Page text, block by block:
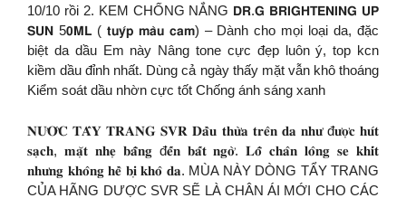
10/10 rồi 2. KEM CHỐNG NẮNG 𝗗𝗥.𝗚 𝗕𝗥𝗜𝗚𝗛𝗧𝗘𝗡𝗜𝗡𝗚 𝗨𝗣
𝗦𝗨𝗡 5𝟬𝗠𝗟 ( 𝘁𝘂𝘆́𝗽 𝗺𝗮̀𝘂 𝗰𝗮𝗺) – Dành cho mọi loại da, đặc
biệt da dầu Em này Nâng tone cực đẹp luôn ý, top kcn
kiềm dầu đỉnh nhất. Dùng cả ngày thấy mặt vẫn khô thoáng
Kiểm soát dầu nhờn cực tốt Chống ánh sáng xanh
𝐍𝐔̛𝐎̛́𝐂 𝐓𝐀̂̉𝐘 𝐓𝐑𝐀𝐍𝐆 𝐒𝐕𝐑 𝐃𝐚̂̀𝐮 𝐭𝐡𝐮̛̀𝐚 𝐭𝐫𝐞̂𝐧 𝐝𝐚 𝐧𝐡𝐮̛ đ𝐮̛𝐨̛̣𝐜 𝐡𝐮́𝐭
𝐬𝐚̣𝐜𝐡, 𝐦𝐚̣̆𝐭 𝐧𝐡𝐞̣ 𝐛𝐚̂̃𝐧𝐠 đ𝐞̂́𝐧 𝐛𝐚̂́𝐭 𝐧𝐠𝐨̛̀. 𝐋𝐨̂̃ 𝐜𝐡𝐚̂𝐧 𝐥𝐨̂𝐧𝐠 𝐬𝐞 𝐤𝐡𝐢́𝐭
𝐧𝐡𝐮̛𝐧𝐠 𝐤𝐡𝐨̂𝐧𝐠 𝐡𝐞̂̀ 𝐛𝐢̣ 𝐤𝐡𝐨̂ 𝐝𝐚. MÙA NÀY DÒNG TẨY TRANG
CỦA HÃNG DƯỢC SVR SẼ LÀ CHÂN ÁI MỚI CHO CÁC